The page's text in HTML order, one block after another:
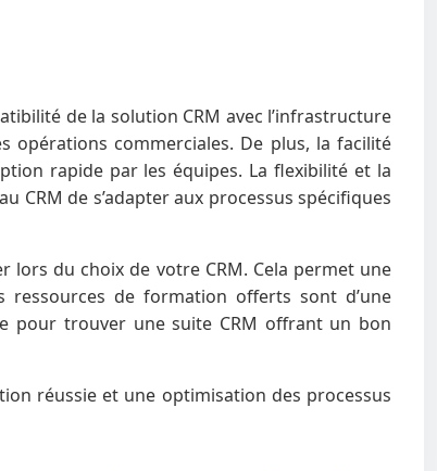
de la solution CRM avec l’infrastructure
commerciales. De plus, la facilité
rapide par les équipes. La flexibilité et la
CRM de s’adapter aux processus spécifiques
lors du choix de votre CRM. Cela permet une
ressources de formation offerts sont d’une
pour trouver une suite CRM offrant un bon
réussie et une optimisation des processus